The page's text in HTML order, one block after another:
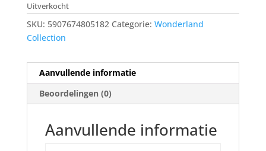
Uitverkocht
SKU: 5907674805182 Categorie: Wonderland
Collection
Aanvullende informatie
Beoordelingen (0)
Aanvullende informatie